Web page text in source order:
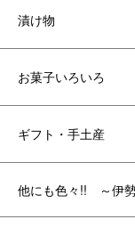
漬け物
お菓子いろいろ
ギフト・手土産
他にも色々!! ～伊